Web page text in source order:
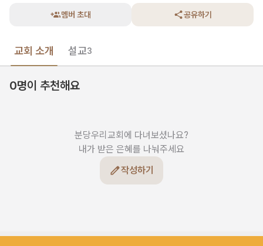
멤버 초대 공유하기
교회 소개 설교3
0명이 추천해요
분당우리교회에 다녀보셨나요?
내가 받은 은혜를 나눠주세요
작성하기